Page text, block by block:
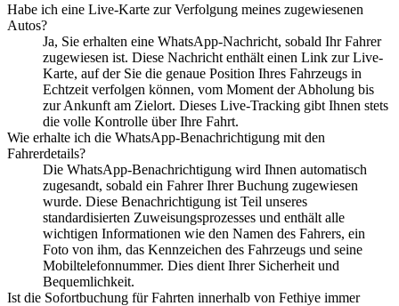
Habe ich eine Live-Karte zur Verfolgung meines zugewiesenen
Autos?
Ja, Sie erhalten eine WhatsApp-Nachricht, sobald Ihr Fahrer
zugewiesen ist. Diese Nachricht enthält einen Link zur Live-
Karte, auf der Sie die genaue Position Ihres Fahrzeugs in
Echtzeit verfolgen können, vom Moment der Abholung bis
zur Ankunft am Zielort. Dieses Live-Tracking gibt Ihnen stets
die volle Kontrolle über Ihre Fahrt.
Wie erhalte ich die WhatsApp-Benachrichtigung mit den
Fahrerdetails?
Die WhatsApp-Benachrichtigung wird Ihnen automatisch
zugesandt, sobald ein Fahrer Ihrer Buchung zugewiesen
wurde. Diese Benachrichtigung ist Teil unseres
standardisierten Zuweisungsprozesses und enthält alle
wichtigen Informationen wie den Namen des Fahrers, ein
Foto von ihm, das Kennzeichen des Fahrzeugs und seine
Mobiltelefonnummer. Dies dient Ihrer Sicherheit und
Bequemlichkeit.
Ist die Sofortbuchung für Fahrten innerhalb von Fethiye immer